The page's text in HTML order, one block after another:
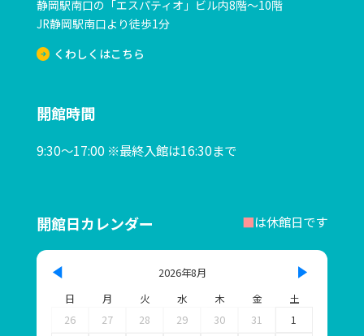
ボランティア募集
る・く・るナビゲーター募集
お問い合わせ
プライバシーポリシー
このサイトについて
連携施設リンク
静岡駅南口の「エスパティオ」ビル内8階～10階
JR静岡駅南口より徒歩1分
くわしくはこちら
開館時間
9:30～17:00 ※最終入館は16:30まで
開館日カレンダー ■は休館日です
2026年8月
日
月 火 水 木 金
土
26
27 28 29 30 31
1